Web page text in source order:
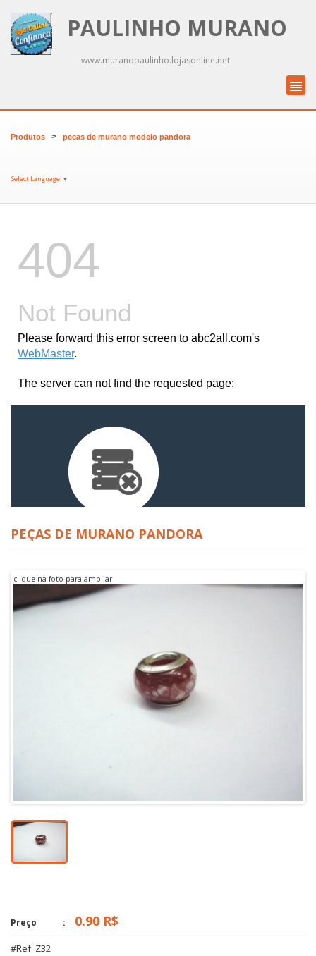
PAULINHO MURANO
www.muranopaulinho.lojasonline.net
Produtos > pecas de murano modelo pandora
Select Language ▼
PEÇAS DE MURANO PANDORA
clique na foto para ampliar
Preço 0.90 R$
#Ref: Z32